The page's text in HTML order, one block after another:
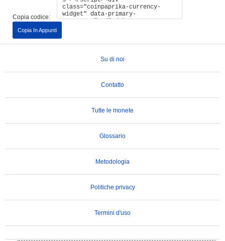
Copia codice:
Copia In Appunti
Su di noi
Contatto
Tutte le monete
Glossario
Metodologia
Politiche privacy
Termini d'uso